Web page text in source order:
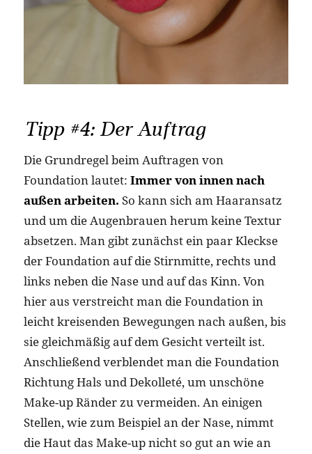
Tipp #4: Der Auftrag
Die Grundregel beim Auftragen von
Foundation lautet: Immer von innen nach
außen arbeiten. So kann sich am Haaransatz
und um die Augenbrauen herum keine Textur
absetzen. Man gibt zunächst ein paar Kleckse
der Foundation auf die Stirnmitte, rechts und
links neben die Nase und auf das Kinn. Von
hier aus verstreicht man die Foundation in
leicht kreisenden Bewegungen nach außen, bis
sie gleichmäßig auf dem Gesicht verteilt ist.
Anschließend verblendet man die Foundation
Richtung Hals und Dekolleté, um unschöne
Make-up Ränder zu vermeiden. An einigen
Stellen, wie zum Beispiel an der Nase, nimmt
die Haut das Make-up nicht so gut an wie an